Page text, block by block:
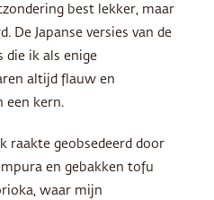
best lekker, maar
De Japanse versies van de
die ik als enige
altijd flauw en
een kern.
raakte geobsedeerd door
en gebakken tofu
waar mijn